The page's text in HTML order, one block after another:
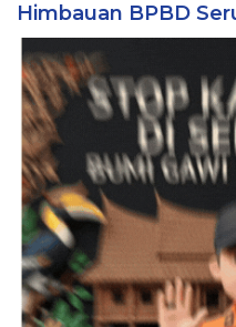
Himbauan BPBD